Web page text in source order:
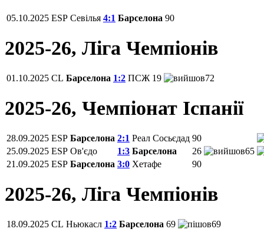
05.10.2025 ESP Севілья 4:1 Барселона 90
2025-26, Ліга Чемпіонів
01.10.2025 CL Барселона 1:2 ПСЖ 19 72
2025-26, Чемпiонат Іспанії
28.09.2025 ESP Барселона 2:1 Реал Сосьєдад 90
25.09.2025 ESP Ов'єдо 1:3 Барселона 26
65
21.09.2025 ESP Барселона 3:0 Хетафе 90
2025-26, Ліга Чемпіонів
18.09.2025 CL Ньюкасл 1:2 Барселона 69 69